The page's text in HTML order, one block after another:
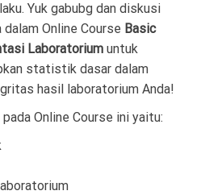
Yuk gabubg dan diskusi
dalam Online Course Basic
Laboratorium untuk
statistik dasar dalam
hasil laboratorium Anda!
Online Course ini yaitu: